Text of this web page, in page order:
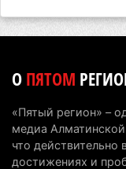
мировом
Казахстан
топлива для
ОПЯТОМ
«Пятый регион» –
медиа
что
достижениях и